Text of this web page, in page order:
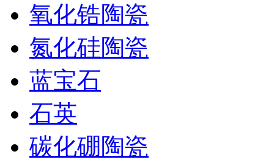
氧化锆陶瓷
氮化硅陶瓷
蓝宝石
石英
碳化硼陶瓷